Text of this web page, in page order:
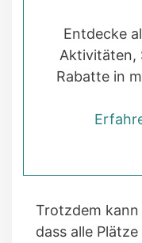
Entdecke
Aktivitäten,
Rabatte in
Trotzdem
dass alle